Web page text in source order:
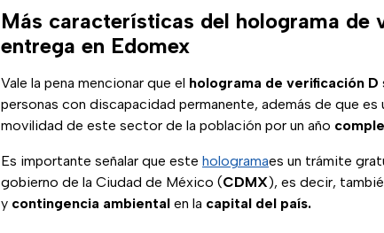
Más características del holograma de
entrega en Edomex
Vale la pena mencionar que el holograma de verificación D
personas con discapacidad permanente, además de que es
movilidad de este sector de la población por un año
Es importante señalar que este hologramaes un trámite
gobierno de la Ciudad de México (CDMX), es decir,
y contingencia ambiental en la capital del país.